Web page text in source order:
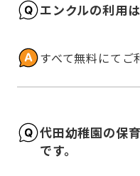
エンクルの利用
すべて無料にてご
代田幼稚園の保
です。